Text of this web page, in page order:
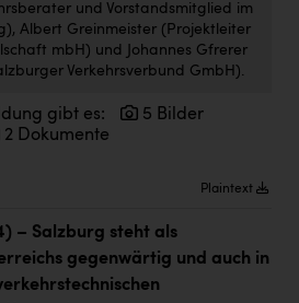
und Vorstandsmitglied im
Albert Greinmeister (Projektleiter
mbH) und Johannes Gfrerer
Verkehrsverbund GmbH).
gibt es:
5 Bilder
2 Dokumente
Plaintext
– Salzburg steht als
gegenwärtig und auch in